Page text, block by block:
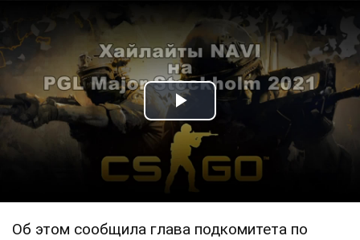
Play Video
Об этом сообщила глава подкомитета по